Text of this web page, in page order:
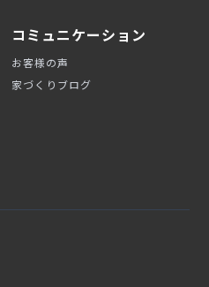
コミュニケーション
お客様の声
家づくりブログ